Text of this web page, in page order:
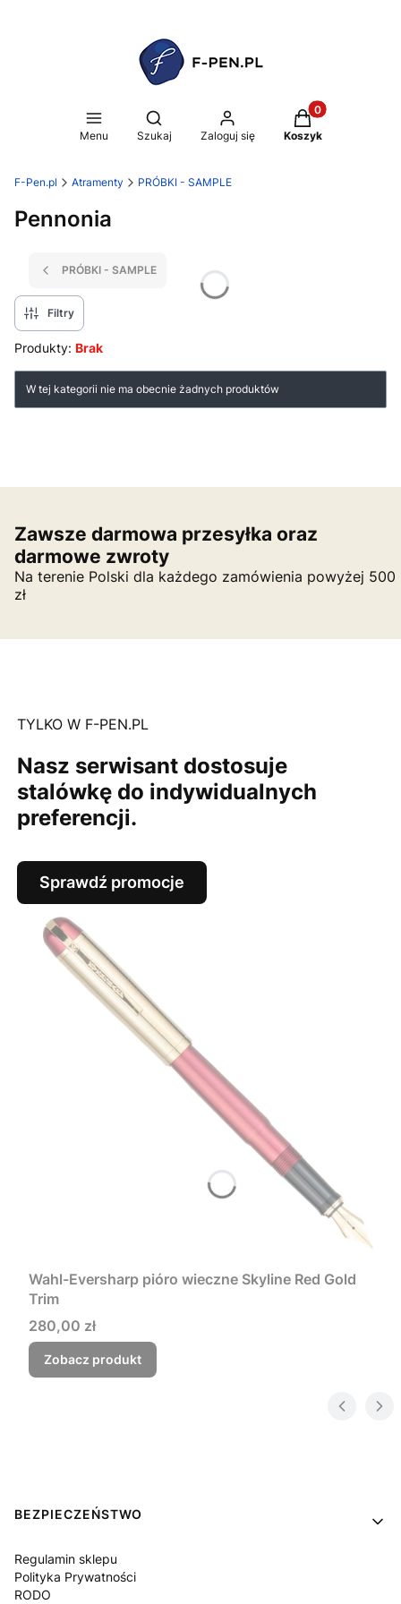
Menu
Otwórz wyszukiwarkę
Szukaj Zaloguj się
Produkty w
Koszyk
F-Pen.pl Atramenty PRÓBKI - SAMPLE
Pennonia
PRÓBKI - SAMPLE
Filtry
Produkty: Brak
Lista produktów
W tej kategorii nie ma obecnie żadnych produktów
Zawsze darmowa przesyłka oraz
darmowe zwroty
Na terenie Polski dla każdego zamówienia powyżej 500
zł
TYLKO W F-PEN.PL
Nasz serwisant dostosuje
stalówkę do indywidualnych
preferencji.
Sprawdź promocje
Wahl-Eversharp pióro wieczne Skyline Red Gold
Trim
Cena
280,00 zł
Zobacz produkt
Linki w stopce
BEZPIECZEŃSTWO
Regulamin sklepu
Polityka Prywatności
RODO